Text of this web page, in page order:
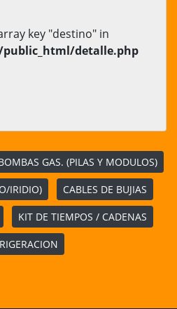
key "destino" in
detalle.php
GAS. (PILAS Y MODULOS)
IRIDIO) CABLES DE BUJIAS
KIT DE TIEMPOS / CADENAS